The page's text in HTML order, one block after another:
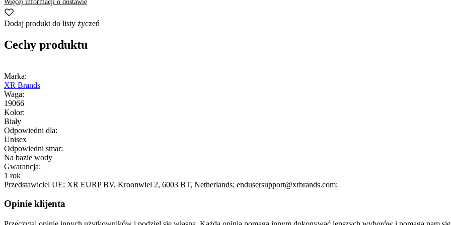
Więcej informacji o dostawie
Dodaj produkt do listy życzeń
Cechy produktu
Marka:
XR Brands
Waga:
19066
Kolor:
Biały
Odpowiedni dla:
Unisex
Odpowiedni smar:
Na bazie wody
Gwarancja:
1 rok
Przedstawiciel UE: XR EURP BV, Kroonwiel 2, 6003 BT, Netherlands; endusersupport@xrbrands.com;
Opinie klijenta